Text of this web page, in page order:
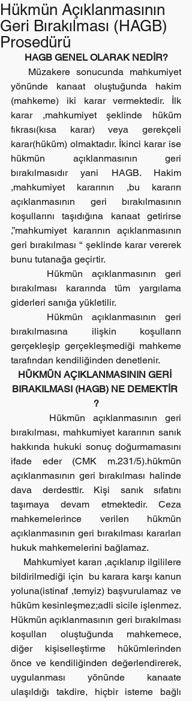
Hükmün Açıklanmasının
Geri Bırakılması (HAGB)
Prosedürü
HAGB GENEL OLARAK NEDİR?
yönünde kanaat oluştuğunda hakim
(mahkeme) iki karar vermektedir. İlk
karar ,mahkumiyet şeklinde hüküm
fıkrası(kısa karar) veya gerekçeli
karar(hüküm) olmaktadır. İkinci karar ise
hükmün açıklanmasının geri
bırakılmasıdır yani HAGB. Hakim
,mahkumiyet kararının ,bu kararın
açıklanmasının geri bırakılmasının
koşullarını taşıdığına kanaat getirirse
,”mahkumiyet kararının açıklanmasının
geri bırakılması “ şeklinde karar vererek
bunu tutanağa geçirtir.
bırakılması kararında tüm yargılama
giderleri sanığa yükletilir.
bırakılmasına ilişkin koşulların
gerçekleşip gerçekleşmediği mahkeme
tarafından kendiliğinden denetlenir.
HÜKMÜN AÇIKLANMASININ GERİ
BIRAKILMASI (HAGB) NE DEMEKTİR
?
bırakılması, mahkumiyet kararının sanık
hakkında hukuki sonuç doğurmamasını
ifade eder (CMK m.231/5).hükmün
açıklanmasının geri bırakılması halinde
dava derdesttir. Kişi sanık sıfatını
taşımaya devam etmektedir. Ceza
mahkemelerince verilen hükmün
açıklanmasının geri bırakılması kararları
hukuk mahkemelerini bağlamaz.
bildirilmediği için  bu karara karşı kanun
yoluna(istinaf ,temyiz) başvurulamaz ve
hüküm kesinleşmez;adli sicile işlenmez.
Hükmün açıklanmasının geri bırakılması
koşulları oluştuğunda mahkemece,
diğer kişiselleştirme hükümlerinden
önce ve kendiliğinden değerlendirerek,
uygulanması yönünde kanaate
ulaşıldığı takdire, hiçbir isteme bağlı